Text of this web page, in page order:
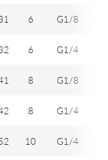
6 G1/8
6 G1/4
8 G1/8
8 G1/4
10 G1/4